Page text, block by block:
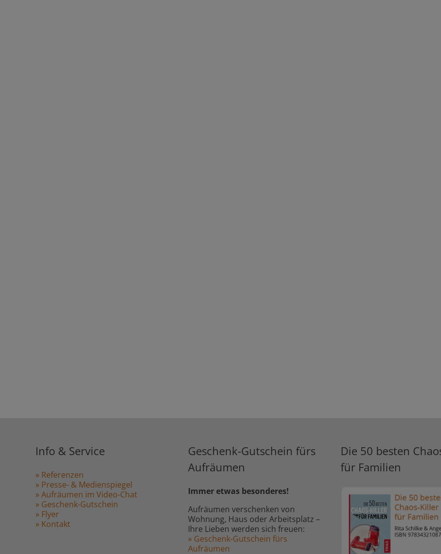
Info & Service
» Referenzen
» Presse- & Medienspiegel
» Aufräumen im Video-Chat
» Geschenk-Gutschein
» Flyer
» Kontakt
Geschenk-Gutschein fürs
Aufräumen
Immer etwas besonderes!
Aufräumen verschenken von
Wohnung, Haus oder Arbeitsplatz –
Ihre Lieben werden sich freuen:
» Geschenk-Gutschein fürs
Aufräumen
Die 50 besten
für Familien